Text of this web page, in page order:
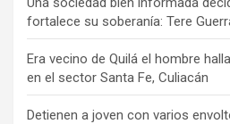
fortalece su soberanía: Tere
Era vecino de Quilá el hombre
en el sector Santa Fe, Culiacán
Detienen a joven con varios